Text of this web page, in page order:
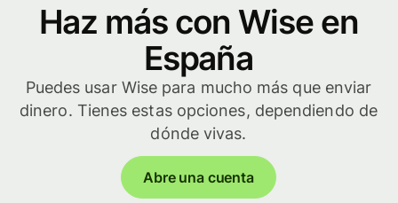
Haz más con Wise en
España
Puedes usar Wise para mucho más que enviar
dinero. Tienes estas opciones, dependiendo de
dónde vivas.
Abre una cuenta